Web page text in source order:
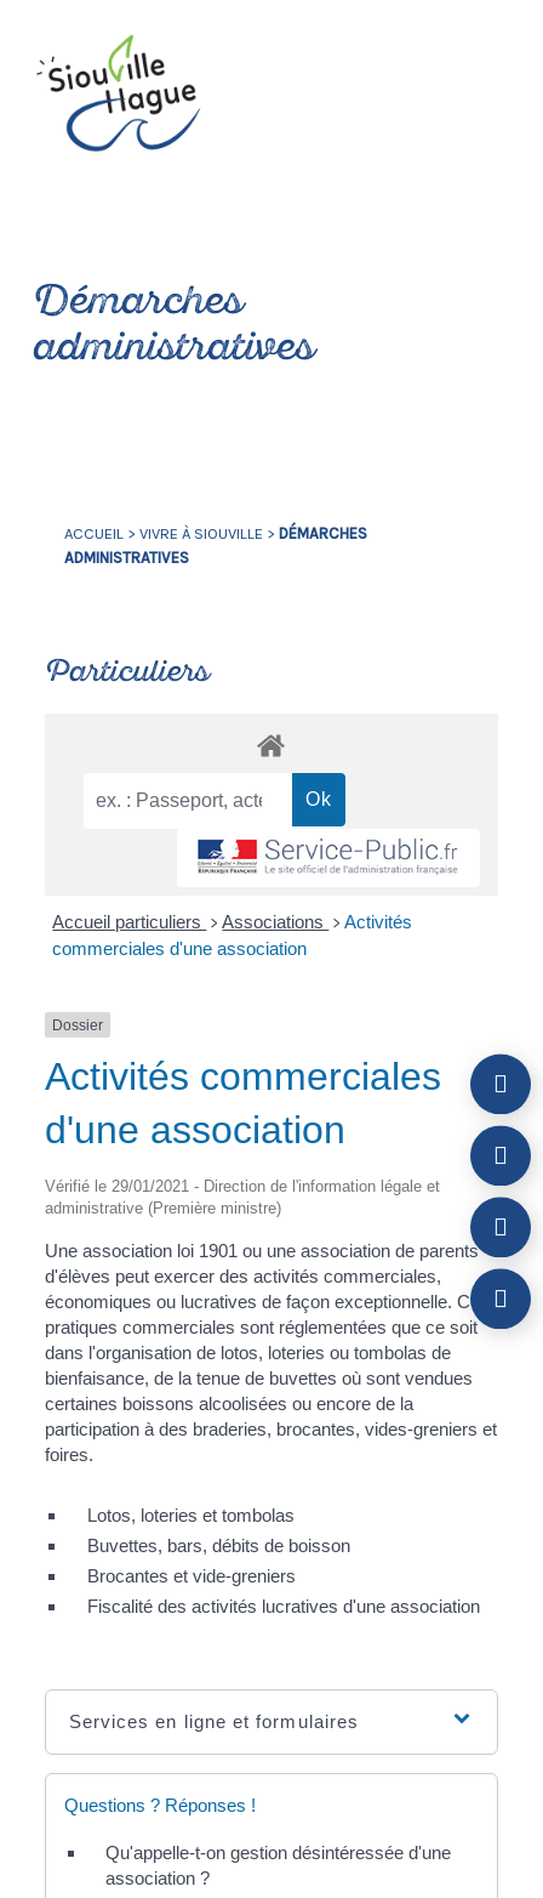
Démarches
administratives
ACCUEIL > VIVRE À SIOUVILLE > DÉMARCHES
ADMINISTRATIVES
Particuliers
Accueil particuliers > Associations > Activités
commerciales d'une association
Dossier
Activités commerciales
d'une association
Vérifié le 29/01/2021 - Direction de l'information légale et
administrative (Première ministre)
Une association loi 1901 ou une association de parents
d'élèves peut exercer des activités commerciales,
économiques ou lucratives de façon exceptionnelle. Ces
pratiques commerciales sont réglementées que ce soit
dans l'organisation de lotos, loteries ou tombolas de
bienfaisance, de la tenue de buvettes où sont vendues
certaines boissons alcoolisées ou encore de la
participation à des braderies, brocantes, vides-greniers et
foires.
Lotos, loteries et tombolas
Buvettes, bars, débits de boisson
Brocantes et vide-greniers
Fiscalité des activités lucratives d'une association
Services en ligne et formulaires
Questions ? Réponses !
Qu'appelle-t-on gestion désintéressée d'une
association ?